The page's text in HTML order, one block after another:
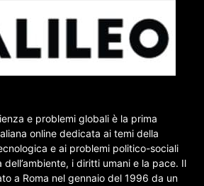
e problemi globali è la prima
online dedicata ai temi della
e ai problemi politico-sociali
i diritti umani e la pace. Il
a Roma nel gennaio del 1996 da un